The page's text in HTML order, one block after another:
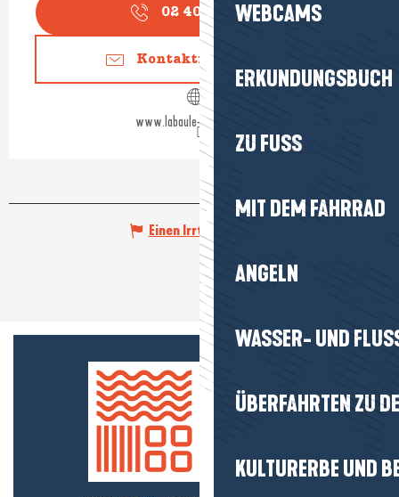
WEBCAMS
ERKUNDUNGSBUCH
ZU FUSS
MIT DEM FAHRRAD
ANGELN
WASSER- UND
ÜBERFAHRTEN ZU
KULTURERBE UND
02 40 24 34 ▒▒
Kontaktieren Sie uns
www.labaule-guerande.com
Einen Irrtum angeben